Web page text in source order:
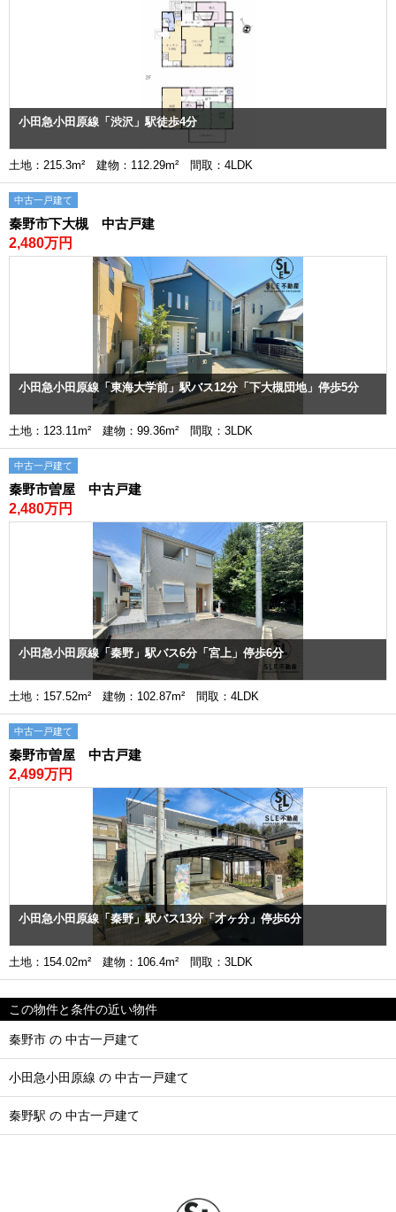
小田急小田原線「渋沢」駅徒歩4分
土地：215.3m² 建物：112.29m² 間取：4LDK
中古一戸建て
秦野市下大槻 中古戸建
2,480万円
小田急小田原線「東海大学前」駅バス12分「下大槻団地」停歩5分
土地：123.11m² 建物：99.36m² 間取：3LDK
中古一戸建て
秦野市曽屋 中古戸建
2,480万円
小田急小田原線「秦野」駅バス6分「宮上」停歩6分
土地：157.52m² 建物：102.87m² 間取：4LDK
中古一戸建て
秦野市曽屋 中古戸建
2,499万円
小田急小田原線「秦野」駅バス13分「才ヶ分」停歩6分
土地：154.02m² 建物：106.4m² 間取：3LDK
この物件と条件の近い物件
秦野市 の 中古一戸建て
小田急小田原線 の 中古一戸建て
秦野駅 の 中古一戸建て